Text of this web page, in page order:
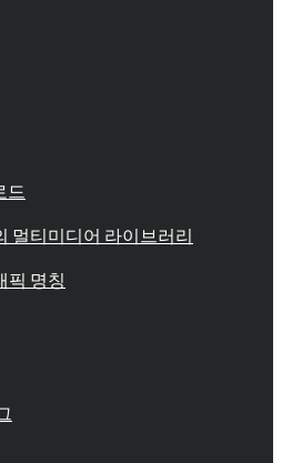
드
멀티미디어 라이브러리
픽 명칭